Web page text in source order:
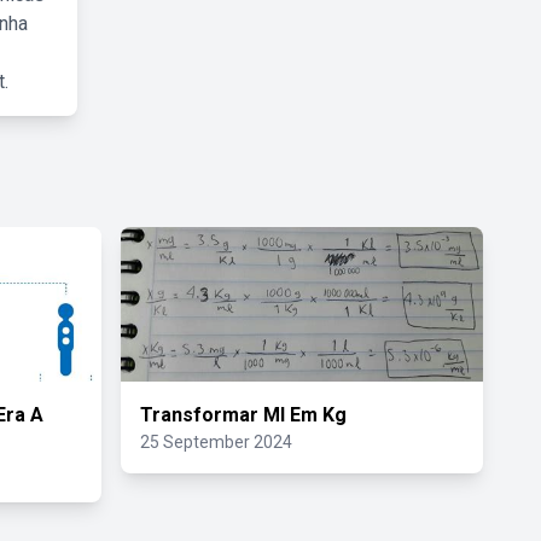
A
Transformar Ml Em Kg
25 September 2024